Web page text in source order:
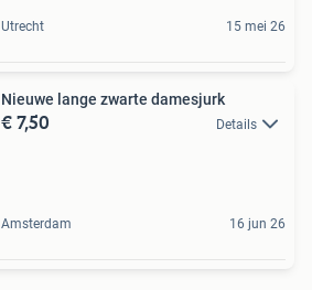
Utrecht 15 mei 26
Nieuwe lange zwarte damesjurk
€ 7,50 Details
Amsterdam 16 jun 26